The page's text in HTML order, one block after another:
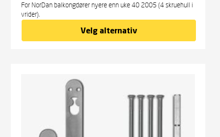
For NorDan balkongdører nyere enn uke 40 2005 (4 skruehull i
vrider).
Velg alternativ